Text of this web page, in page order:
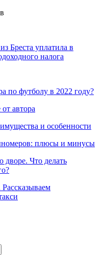
Бреста уплатила в
налога
по футболу в 2022 году?
автора
и особенности
плюсы и минусы
Что делать